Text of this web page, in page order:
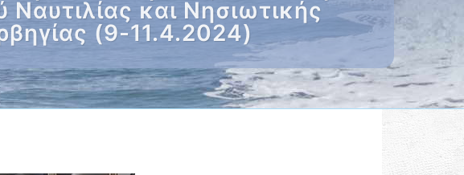
και Νησιωτικής
(9-11.4.2024)